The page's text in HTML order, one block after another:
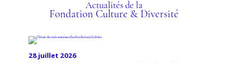
Actualités de la
Fondation Culture & Diversité
28 juillet 2026